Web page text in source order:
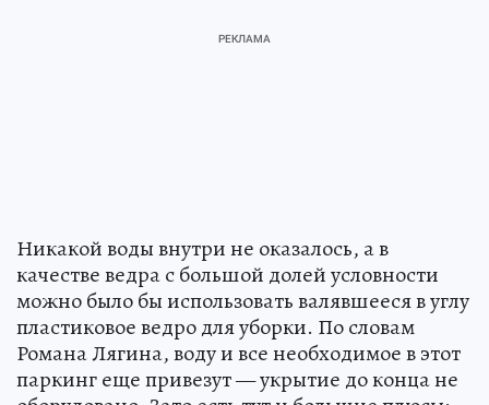
Никакой воды внутри не оказалось, а в
качестве ведра с большой долей условности
можно было бы использовать валявшееся в углу
пластиковое ведро для уборки. По словам
Романа Лягина, воду и все необходимое в этот
паркинг еще привезут — укрытие до конца не